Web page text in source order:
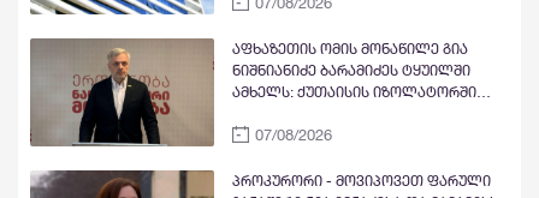
აფხაზეთის ომის მონაწილე გია
ნიშნიანიძე ბარამიძეს ტყუილში
ამხელს: ქუთაისის იზოლატორში
მეომარი, იმავე დღეს გავფრინდი
არძინბა, ოზგანი და ბესლან
07/08/2026
პროკურორი - მოვიპოვეთ ფარული